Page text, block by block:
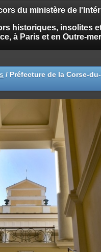
du ministère de
historiques, insolites
à Paris et en Outre-
/ Préfecture de la Corse-du-